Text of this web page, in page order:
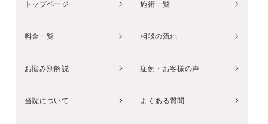
トップページ 施術一覧
料金一覧 相談の流れ
お悩み別解説 症例・お客様の声
当院について よくある質問